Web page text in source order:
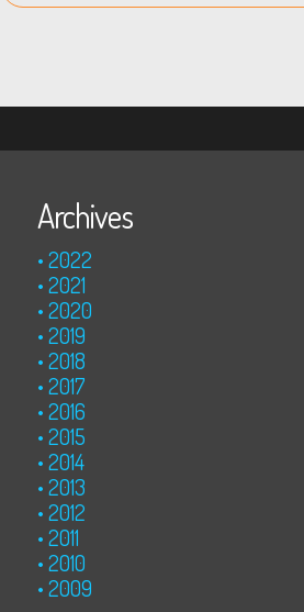
Archives
2022
2021
2020
2019
2018
2017
2016
2015
2014
2013
2012
2011
2010
2009